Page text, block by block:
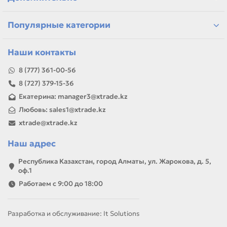
ремонта, заправки, печати или пополнения складского
Популярные категории
Наши контакты
8 (777) 361-00-56
8 (727) 379-15-36
Екатерина: manager3@xtrade.kz
Любовь: sales1@xtrade.kz
xtrade@xtrade.kz
Наш адрес
Республика Казахстан, город Алматы, ул. Жарокова, д. 5,
оф.1
Работаем с 9:00 до 18:00
Разработка и обслуживание: It Solutions